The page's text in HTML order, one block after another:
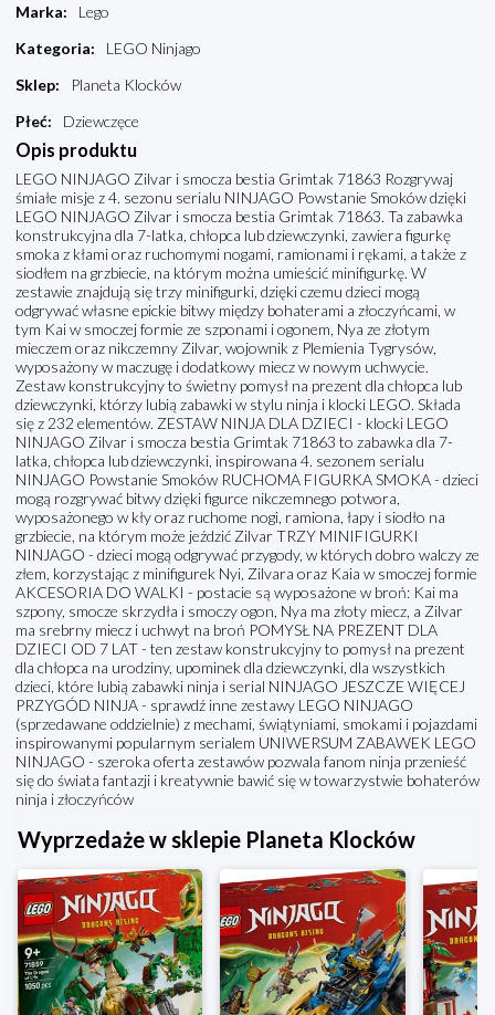
Marka:
Lego
Kategoria:
LEGO Ninjago
Sklep:
Planeta Klocków
Płeć: Dziewczęce
Opis produktu
LEGO NINJAGO Zilvar i smocza bestia Grimtak 71863 Rozgrywaj
śmiałe misje z 4. sezonu serialu NINJAGO Powstanie Smoków dzięki
LEGO NINJAGO Zilvar i smocza bestia Grimtak 71863. Ta zabawka
konstrukcyjna dla 7-latka, chłopca lub dziewczynki, zawiera figurkę
smoka z kłami oraz ruchomymi nogami, ramionami i rękami, a także z
siodłem na grzbiecie, na którym można umieścić minifigurkę. W
zestawie znajdują się trzy minifigurki, dzięki czemu dzieci mogą
odgrywać własne epickie bitwy między bohaterami a złoczyńcami, w
tym Kai w smoczej formie ze szponami i ogonem, Nya ze złotym
mieczem oraz nikczemny Zilvar, wojownik z Plemienia Tygrysów,
wyposażony w maczugę i dodatkowy miecz w nowym uchwycie.
Zestaw konstrukcyjny to świetny pomysł na prezent dla chłopca lub
dziewczynki, którzy lubią zabawki w stylu ninja i klocki LEGO. Składa
się z 232 elementów. ZESTAW NINJA DLA DZIECI - klocki LEGO
NINJAGO Zilvar i smocza bestia Grimtak 71863 to zabawka dla 7-
latka, chłopca lub dziewczynki, inspirowana 4. sezonem serialu
NINJAGO Powstanie Smoków RUCHOMA FIGURKA SMOKA - dzieci
mogą rozgrywać bitwy dzięki figurce nikczemnego potwora,
wyposażonego w kły oraz ruchome nogi, ramiona, łapy i siodło na
grzbiecie, na którym może jeździć Zilvar TRZY MINIFIGURKI
NINJAGO - dzieci mogą odgrywać przygody, w których dobro walczy ze
złem, korzystając z minifigurek Nyi, Zilvara oraz Kaia w smoczej formie
AKCESORIA DO WALKI - postacie są wyposażone w broń: Kai ma
szpony, smocze skrzydła i smoczy ogon, Nya ma złoty miecz, a Zilvar
ma srebrny miecz i uchwyt na broń POMYSŁ NA PREZENT DLA
DZIECI OD 7 LAT - ten zestaw konstrukcyjny to pomysł na prezent
dla chłopca na urodziny, upominek dla dziewczynki, dla wszystkich
dzieci, które lubią zabawki ninja i serial NINJAGO JESZCZE WIĘCEJ
PRZYGÓD NINJA - sprawdź inne zestawy LEGO NINJAGO
(sprzedawane oddzielnie) z mechami, świątyniami, smokami i pojazdami
inspirowanymi popularnym serialem UNIWERSUM ZABAWEK LEGO
NINJAGO - szeroka oferta zestawów pozwala fanom ninja przenieść
się do świata fantazji i kreatywnie bawić się w towarzystwie bohaterów
ninja i złoczyńców
Wyprzedaże w sklepie Planeta Klocków